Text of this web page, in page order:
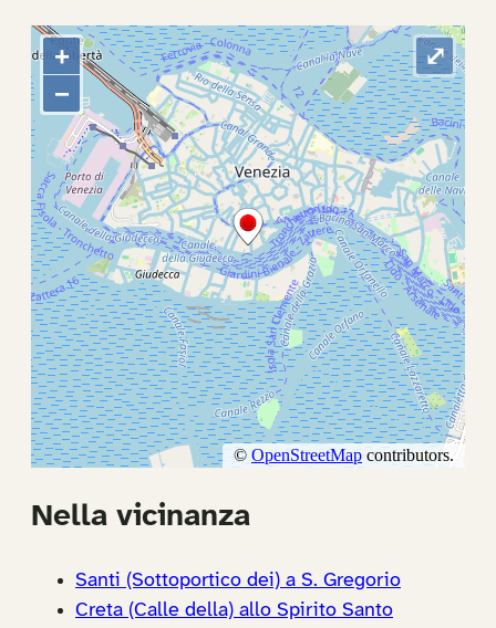
Nella vicinanza
Santi (Sottoportico dei) a S. Gregorio
Creta (Calle della) allo Spirito Santo